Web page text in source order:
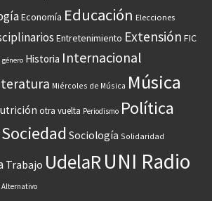
Economía Educación Elecciones
Entretenimiento Extensión FIC
género Historia Internacional
Miércoles de Música Música
otra vuelta Periodismo Política
Sociedad Sociología Solidaridad
Trabajo UdelaRUNI Radio
Alternativo